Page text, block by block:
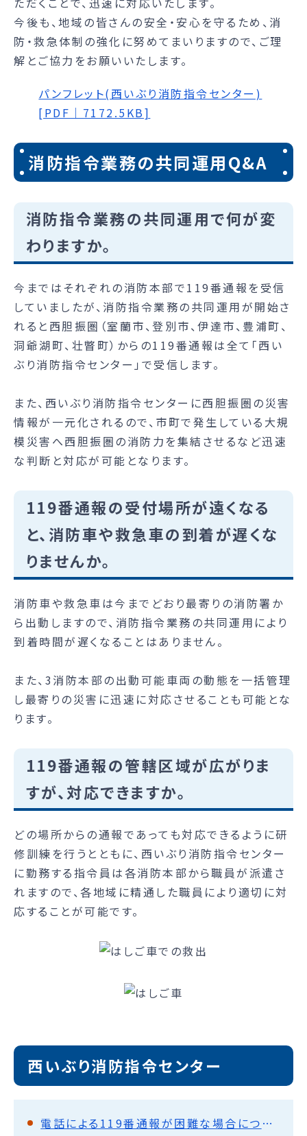
今後も、地域の皆さんの安全・安心を守るため、消
防・救急体制の強化に努めてまいりますので、ご理
解とご協力をお願いいたします。
パンフレット(西いぶり消防指令センター)
[PDF｜7172.5KB]
消防指令業務の共同運用Q&A
消防指令業務の共同運用で何が変
わりますか。
今まではそれぞれの消防本部で119番通報を受信
していましたが、消防指令業務の共同運用が開始さ
れると西胆振圏（室蘭市、登別市、伊達市、豊浦町、
洞爺湖町、壮瞥町）からの119番通報は全て「西い
ぶり消防指令センター」で受信します。
また、西いぶり消防指令センターに西胆振圏の災害
情報が一元化されるので、市町で発生している大規
模災害へ西胆振圏の消防力を集結させるなど迅速
な判断と対応が可能となります。
119番通報の受付場所が遠くなる
と、消防車や救急車の到着が遅くな
りませんか。
消防車や救急車は今までどおり最寄りの消防署か
ら出動しますので、消防指令業務の共同運用により
到着時間が遅くなることはありません。
また、3消防本部の出動可能車両の動態を一括管理
し最寄りの災害に迅速に対応させることも可能とな
ります。
119番通報の管轄区域が広がりま
すが、対応できますか。
どの場所からの通報であっても対応できるように研
修訓練を行うとともに、西いぶり消防指令センター
に勤務する指令員は各消防本部から職員が派遣さ
れますので、各地域に精通した職員により適切に対
応することが可能です。
西いぶり消防指令センター
電話による119番通報が困難な場合について